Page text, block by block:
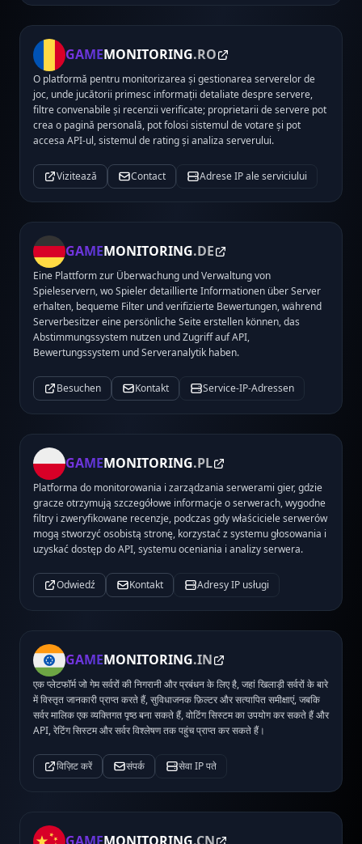
GAMEMONITORING.RO
O platformă pentru monitorizarea și gestionarea serverelor de
joc, unde jucătorii primesc informații detaliate despre servere,
filtre convenabile și recenzii verificate; proprietarii de servere pot
crea o pagină personală, pot folosi sistemul de votare și pot
accesa API-ul, sistemul de rating și analiza serverului.
Vizitează Contact Adrese IP ale serviciului
GAMEMONITORING.DE
Eine Plattform zur Überwachung und Verwaltung von
Spieleservern, wo Spieler detaillierte Informationen über Server
erhalten, bequeme Filter und verifizierte Bewertungen, während
Serverbesitzer eine persönliche Seite erstellen können, das
Abstimmungssystem nutzen und Zugriff auf API,
Bewertungssystem und Serveranalytik haben.
Besuchen Kontakt Service-IP-Adressen
GAMEMONITORING.PL
Platforma do monitorowania i zarządzania serwerami gier, gdzie
gracze otrzymują szczegółowe informacje o serwerach, wygodne
filtry i zweryfikowane recenzje, podczas gdy właściciele serwerów
mogą stworzyć osobistą stronę, korzystać z systemu głosowania i
uzyskać dostęp do API, systemu oceniania i analizy serwera.
Odwiedź Kontakt Adresy IP usługi
GAMEMONITORING.IN
एक प्लेटफॉर्म जो गेम सर्वरों की निगरानी और प्रबंधन के लिए है, जहां खिलाड़ी सर्वरों के बारे
में विस्तृत जानकारी प्राप्त करते हैं, सुविधाजनक फ़िल्टर और सत्यापित समीक्षाएं, जबकि
सर्वर मालिक एक व्यक्तिगत पृष्ठ बना सकते हैं, वोटिंग सिस्टम का उपयोग कर सकते हैं और
API, रेटिंग सिस्टम और सर्वर विश्लेषण तक पहुंच प्राप्त कर सकते हैं।
विज़िट करें संपर्क सेवा IP पते